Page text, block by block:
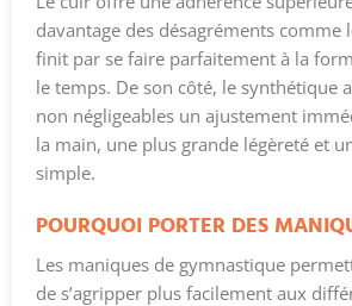
davantage des désagréments comme
finit par se faire parfaitement à la
le temps. De son côté, le synthétique
non négligeables un ajustement
la main, une plus grande légèreté et
simple.
POURQUOI PORTER DES
Les maniques de gymnastique
de s’agripper plus facilement aux